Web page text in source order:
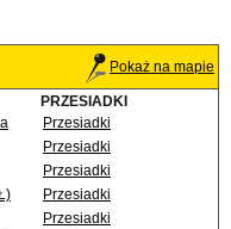
Pokaż na mapie
PRZESIADKI
Przesiadki
Przesiadki
Przesiadki
Przesiadki
Przesiadki